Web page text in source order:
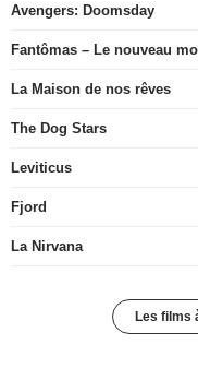
Avengers: Doomsday
Fantômas – Le nouveau
La Maison de nos rêves
The Dog Stars
Leviticus
Fjord
La Nirvana
Les films